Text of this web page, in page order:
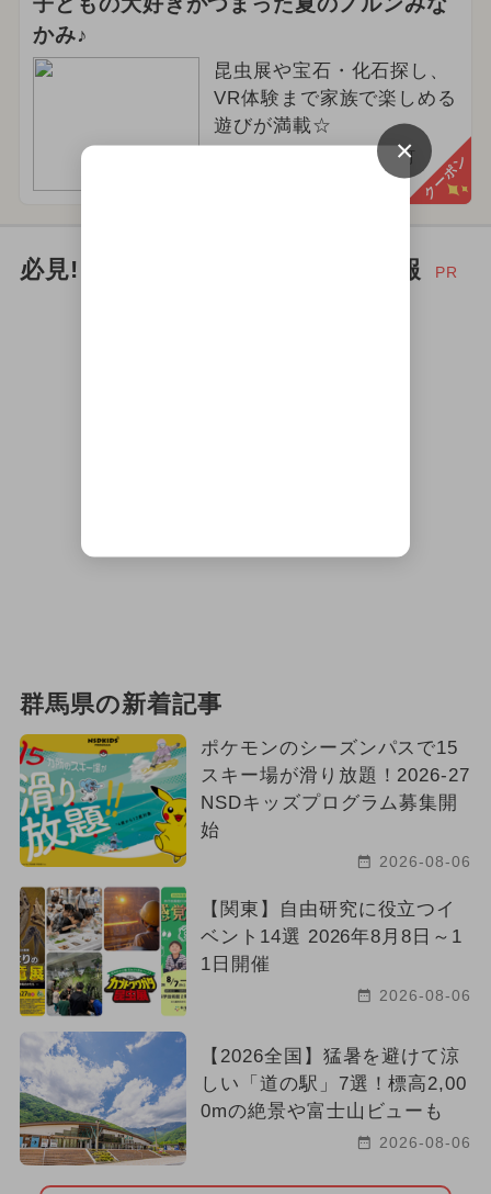
かみ♪
昆虫展や宝石・化石探し、
VR体験まで家族で楽しめる
遊びが満載☆
群馬県利根郡みなかみ町 クーポン
必見! お出かけ家族にイチオシ情報 PR
群馬県の新着記事
ポケモンのシーズンパスで15
スキー場が滑り放題！2026-27
NSDキッズプログラム募集開
始
2026-08-06
【関東】自由研究に役立つイ
ベント14選 2026年8月8日～1
1日開催
2026-08-06
【2026全国】猛暑を避けて涼
しい「道の駅」7選！標高2,00
0mの絶景や富士山ビューも
2026-08-06
×